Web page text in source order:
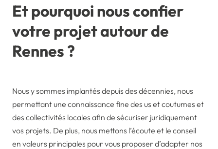
Et pourquoi nous confier
votre projet autour de
Rennes ?
Nous y sommes implantés depuis des décennies, nous
permettant une connaissance fine des us et coutumes et
des collectivités locales afin de sécuriser juridiquement
vos projets. De plus, nous mettons l’écoute et le conseil
en valeurs principales pour vous proposer d’adapter nos